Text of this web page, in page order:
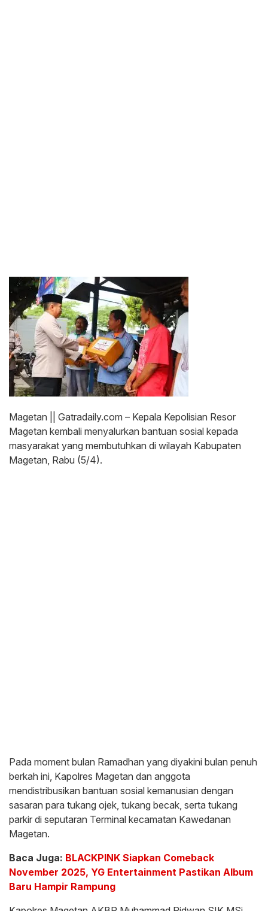
Magetan || Gatradaily.com – Kepala Kepolisian Resor
Magetan kembali menyalurkan bantuan sosial kepada
masyarakat yang membutuhkan di wilayah Kabupaten
Magetan, Rabu (5/4).
Pada moment bulan Ramadhan yang diyakini bulan penuh
berkah ini, Kapolres Magetan dan anggota
mendistribusikan bantuan sosial kemanusian dengan
sasaran para tukang ojek, tukang becak, serta tukang
parkir di seputaran Terminal kecamatan Kawedanan
Magetan.
Baca Juga: BLACKPINK Siapkan Comeback
November 2025, YG Entertainment Pastikan Album
Baru Hampir Rampung